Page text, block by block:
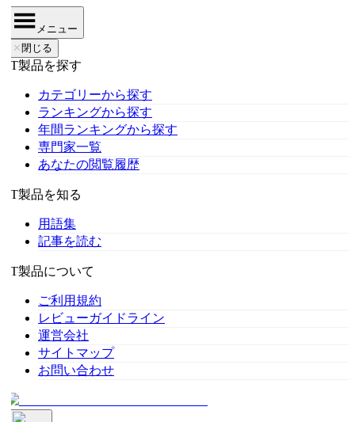
メニュー
閉じる
製品を探す
カテゴリーから探す
ランキングから探す
年間ランキングから探す
専門家一覧
あなたの閲覧履歴
製品を知る
用語集
記事を読む
製品について
ご利用規約
レビューガイドライン
運営会社
サイトマップ
お問い合わせ